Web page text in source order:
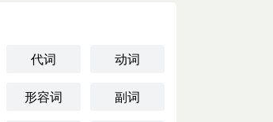
代词 动词
形容词 副词